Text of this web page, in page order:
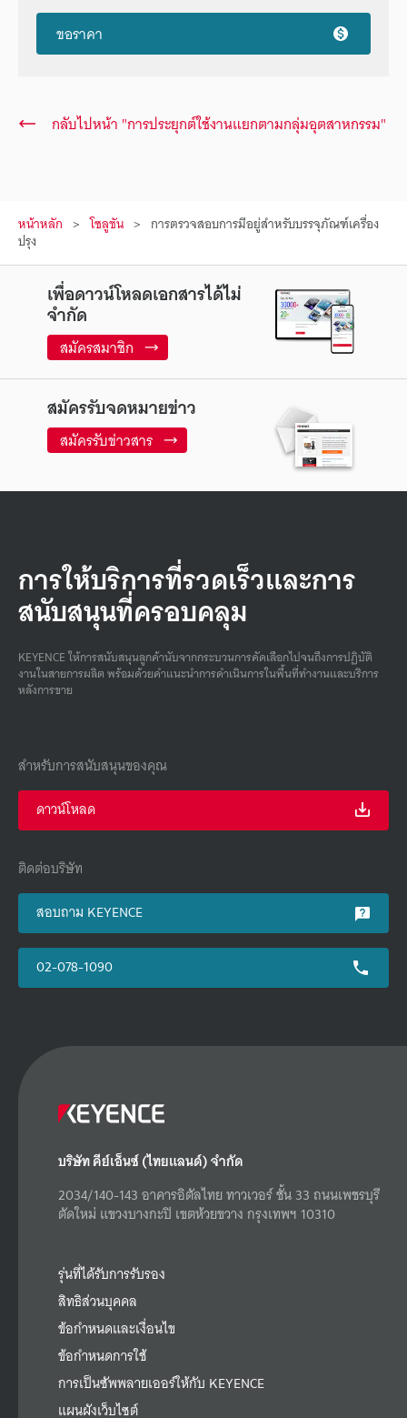
ขอราคา
กลับไปหน้า "การประยุกต์ใช้งานแยกตามกลุ่มอุตสาหกรรม"
หน้าหลัก โซลูชัน การตรวจสอบการมีอยู่สำหรับบรรจุภัณฑ์เครื่อง
ปรุง
เพื่อดาวน์โหลดเอกสารได้ไม่
จำกัด
สมัครสมาชิก
สมัครรับจดหมายข่าว
สมัครรับข่าวสาร
การให้บริการที่รวดเร็วและการ
สนับสนุนที่ครอบคลุม
KEYENCE ให้การสนับสนุนลูกค้านับจากกระบวนการคัดเลือกไปจนถึงการปฏิบัติ
งานในสายการผลิต พร้อมด้วยคําแนะนําการดําเนินการในพื้นที่ทํางานและบริการ
หลังการขาย
สำหรับการสนับสนุนของคุณ
ดาวน์โหลด
ติดต่อบริษัท
สอบถาม KEYENCE
02-078-1090
บริษัท คีย์เอ็นซ์ (ไทยแลนด์) จำกัด
2034/140-143 อาคารอิตัลไทย ทาวเวอร์ ชั้น 33 ถนนเพชรบุรี
ตัดใหม่ แขวงบางกะปิ เขตห้วยขวาง กรุงเทพฯ 10310
รุ่นที่ได้รับการรับรอง
สิทธิส่วนบุคคล
ข้อกำหนดและเงื่อนไข
ข้อกำหนดการใช้
การเป็นซัพพลายเออร์ให้กับ KEYENCE
แผนผังเว็บไซต์